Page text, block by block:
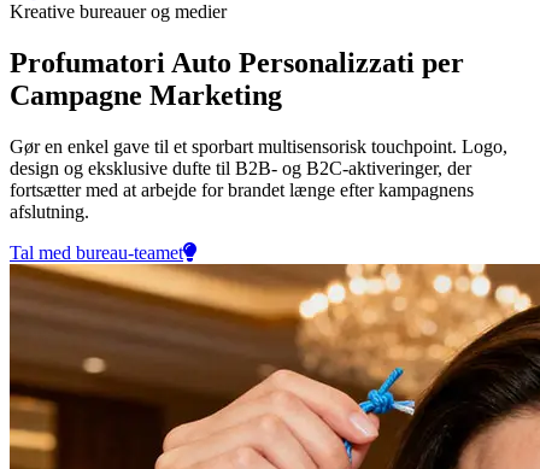
Kreative bureauer og medier
Profumatori Auto Personalizzati per
Campagne Marketing
Gør en enkel gave til et sporbart multisensorisk touchpoint. Logo,
design og eksklusive dufte til B2B- og B2C-aktiveringer, der
fortsætter med at arbejde for brandet længe efter kampagnens
afslutning.
Tal med bureau-teamet